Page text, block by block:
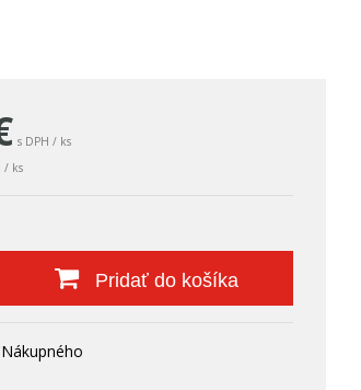
s DPH / ks
/ ks
Pridať do košíka